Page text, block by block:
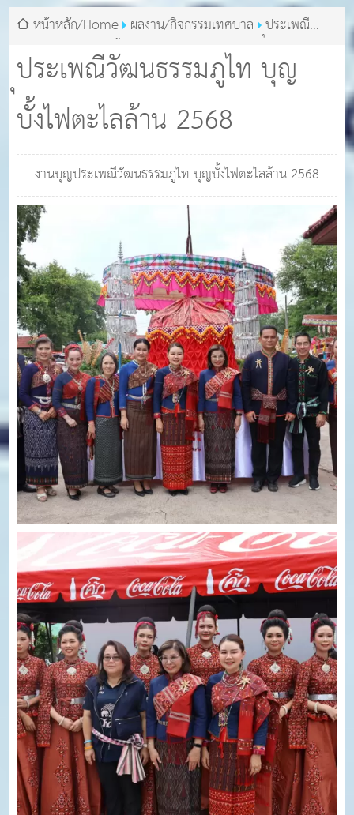
ุประเพณีวัฒนธรรมภูไท บุญ
บั้งไฟตะไลล้าน 2568
หน้าหลัก/Home ผลงาน/กิจกรรมเทศบาล ุประเพณี
วัฒนธรรมภูไท บุญบั้งไฟตะไลล้าน 2568
งานบุญประเพณีวัฒนธรรมภูไท บุญบั้งไฟตะไลล้าน 2568